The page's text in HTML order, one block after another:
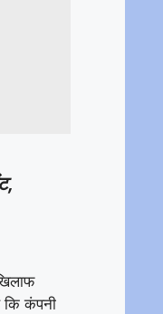
कि कंपनी